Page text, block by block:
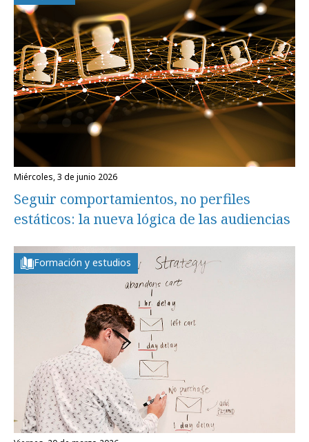
miércoles, 3 de junio 2026
Seguir comportamientos, no perfiles
estáticos: la nueva lógica de las audiencias
Formación y estudios